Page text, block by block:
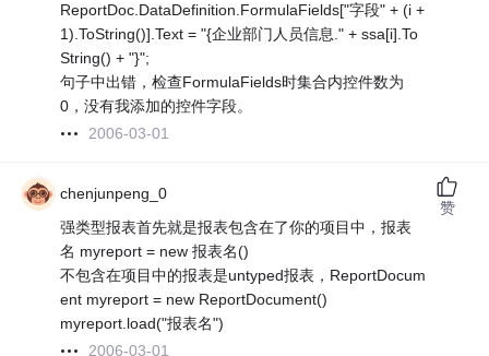
ReportDoc.DataDefinition.FormulaFields["字段" + (i +
1).ToString()].Text = "{企业部门人员信息." + ssa[i].To
String() + "}";
句子中出错，检查FormulaFields时集合内控件数为
0，没有我添加的控件字段。
2006-03-01
chenjunpeng_0
强类型报表首先就是报表包含在了你的项目中，报表
名 myreport = new 报表名()
不包含在项目中的报表是untyped报表，ReportDocum
ent myreport = new ReportDocument()
myreport.load("报表名")
2006-03-01
赞